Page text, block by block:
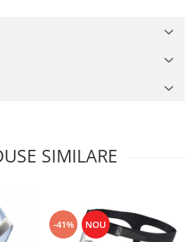
SIMILARE
-41% NOU